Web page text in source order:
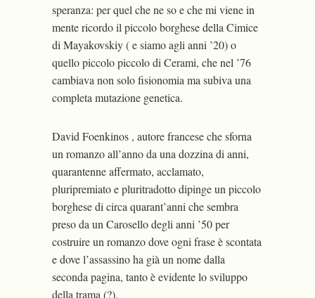
speranza: per quel che ne so e che mi viene in
mente ricordo il piccolo borghese della Cimice
di Mayakovskiy ( e siamo agli anni ’20) o
quello piccolo piccolo di Cerami, che nel ’76
cambiava non solo fisionomia ma subiva una
completa mutazione genetica.
David Foenkinos , autore francese che sforna
un romanzo all’anno da una dozzina di anni,
quarantenne affermato, acclamato,
pluripremiato e pluritradotto dipinge un piccolo
borghese di circa quarant’anni che sembra
preso da un Carosello degli anni ’50 per
costruire un romanzo dove ogni frase è scontata
e dove l’assassino ha già un nome dalla
seconda pagina, tanto è evidente lo sviluppo
della trama (?).